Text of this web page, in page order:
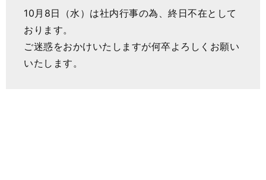
10月8日（水）は社内行事の為、終日不在として
おります。
ご迷惑をおかけいたしますが何卒よろしくお願い
いたします。